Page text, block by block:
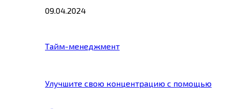
09.04.2024
Тайм-менеджмент
Улучшите свою концентрацию с помощью